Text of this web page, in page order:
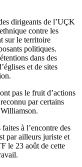
dirigeants de l’UÇK
contre les
sur le territoire
politiques.
dans des
et de sites
pas le fruit d’actions
par certains
à l’encontre des
par ailleurs juriste et
le 23 août de cette